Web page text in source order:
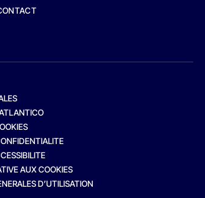
AUX COOKIES
D’UTILISATION